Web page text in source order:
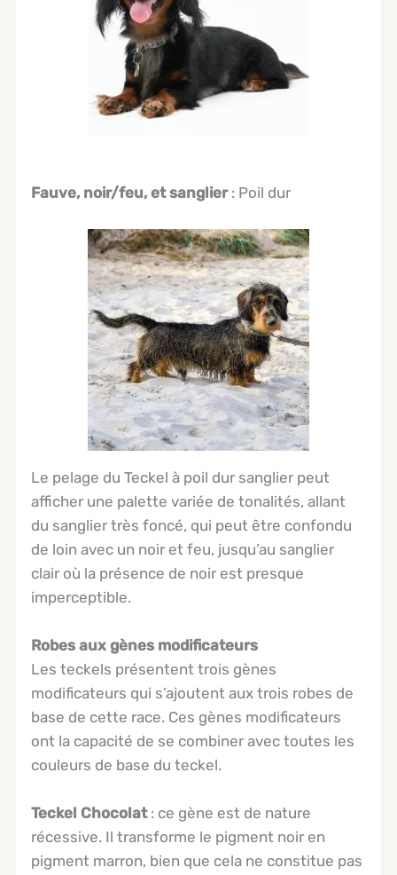
Fauve, noir/feu, et sanglier: Poil dur
Le pelage du Teckel à poil dur sanglier peut
afficher une palette variée de tonalités, allant
du sanglier très foncé, qui peut être confondu
de loin avec un noir et feu, jusqu’au sanglier
clair où la présence de noir est presque
imperceptible.
Robes aux gènes modificateurs
Les teckels présentent trois gènes
modificateurs qui s’ajoutent aux trois robes de
base de cette race. Ces gènes modificateurs
ont la capacité de se combiner avec toutes les
couleurs de base du teckel.
Teckel Chocolat: ce gène est de nature
récessive. Il transforme le pigment noir en
pigment marron, bien que cela ne constitue pas